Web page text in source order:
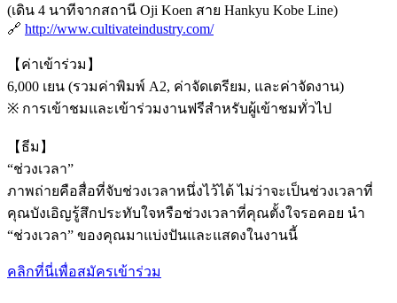
(เดิน 4 นาทีจากสถานี Oji Koen สาย Hankyu Kobe Line)
🔗 http://www.cultivateindustry.com/
【ค่าเข้าร่วม】
6,000 เยน (รวมค่าพิมพ์ A2, ค่าจัดเตรียม, และค่าจัดงาน)
※ การเข้าชมและเข้าร่วมงานฟรีสำหรับผู้เข้าชมทั่วไป
【ธีม】
“ช่วงเวลา”
ภาพถ่ายคือสื่อที่จับช่วงเวลาหนึ่งไว้ได้ ไม่ว่าจะเป็นช่วงเวลาที่
คุณบังเอิญรู้สึกประทับใจหรือช่วงเวลาที่คุณตั้งใจรอคอย นำ
“ช่วงเวลา” ของคุณมาแบ่งปันและแสดงในงานนี้
คลิกที่นี่เพื่อสมัครเข้าร่วม